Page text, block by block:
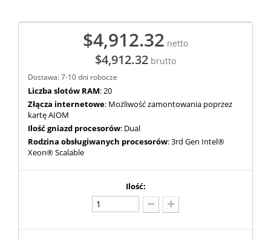
$4,912.32 netto
$4,912.32 brutto
Dostawa: 7-10 dni robocze
Liczba slotów RAM: 20
Złącza internetowe: Możliwość zamontowania poprzez
kartę AIOM
Ilość gniazd procesorów: Dual
Rodzina obsługiwanych procesorów: 3rd Gen Intel®
Xeon® Scalable
Ilość: